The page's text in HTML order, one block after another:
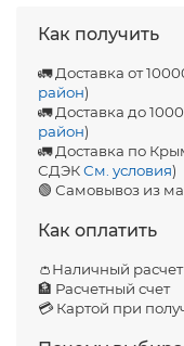
Как получить
🚛 Доставка от
район)
🚛 Доставка до
район)
🚛 Доставка по
СДЭКСм. условия)
🟢 Самовывоз из
Как оплатить
👛Наличный расчет
🏦 Расчетный счет
💳 Картой при